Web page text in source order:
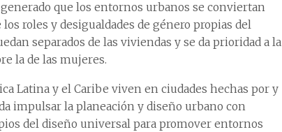
que los entornos urbanos se conviertan
roles y desigualdades de género propias del
separados de las viviendas y se da prioridad a la
la de las mujeres.
Latina y el Caribe viven en ciudades hechas por y
impulsar la planeación y diseño urbano con
del diseño universal para promover entornos